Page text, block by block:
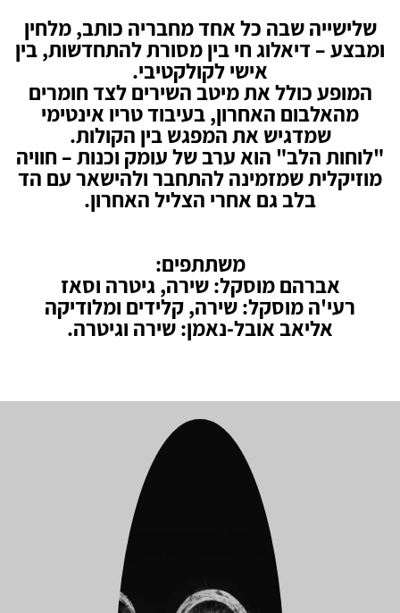
שלישייה שבה כל אחד מחבריה כותב, מלחין
ומבצע – דיאלוג חי בין מסורת להתחדשות, בין
אישי לקולקטיבי.
המופע כולל את מיטב השירים לצד חומרים
מהאלבום האחרון, בעיבוד טריו אינטימי
שמדגיש את המפגש בין הקולות.
"לוחות הלב" הוא ערב של עומק וכנות – חוויה
מוזיקלית שמזמינה להתחבר ולהישאר עם הד
בלב גם אחרי הצליל האחרון.
משתתפים:
אברהם מוסקל: שירה, גיטרה וסאז
רעי'ה מוסקל: שירה, קלידים ומלודיקה
אליאב אובל-נאמן: שירה וגיטרה.